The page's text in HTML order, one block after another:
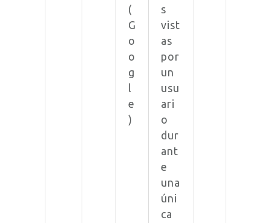
(
G
o
o
g
l
e
)
s
vist
as
por
un
usu
ari
o
dur
ant
e
una
úni
ca